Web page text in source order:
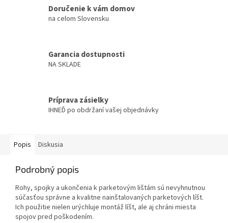
Doručenie k vám domov
na celom Slovensku
Garancia dostupnosti
NA SKLADE
Príprava zásielky
IHNEĎ po obdržaní vašej objednávky
Popis Diskusia
Podrobný popis
Rohy, spojky a ukončenia k parketovým lištám sú nevyhnutnou
súčasťou správne a kvalitne nainštalovaných parketových líšt.
Ich použitie nielen urýchluje montáž líšt, ale aj chráni miesta
spojov pred poškodením.